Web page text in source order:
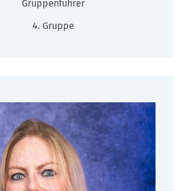
Gruppenführer
4. Gruppe